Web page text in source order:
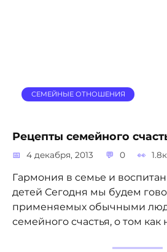
СЕМЕЙНЫЕ ОТНОШЕНИЯ
Рецепты семейного
4 декабря, 2013 0
Гармония в семье и
детей Сегодня мы будем
применяемых обычными
семейного счастья, о том как